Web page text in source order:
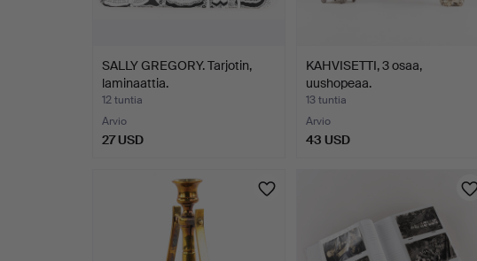
SALLY GREGORY. Tarjotin,
laminaattia.
12 tuntia
Arvio
27 USD
KAHVISETTI, 3 osaa,
uushopeaa.
13 tuntia
Arvio
43 USD